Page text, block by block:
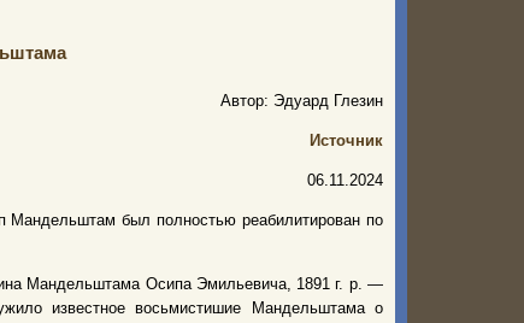
Автор: Эдуард Глезин
Источник
06.11.2024
был полностью реабилитирован по
Мандельштама Осипа Эмильевича, 1891 г. р. —
известное восьмистишие Мандельштама о